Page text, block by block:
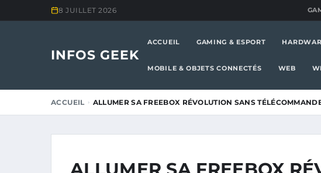
8 JUILLET 2026
INFOS GEEK
ACCUEIL GAMING & ESPORT
MOBILE & OBJETS CONNECTÉS WEB
ACCUEIL ALLUMER SA FREEBOX RÉVOLUTION SANS